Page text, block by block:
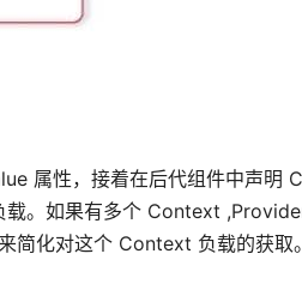
属性，接着在后代组件中声明
。如果有多个 Context
化对这个 Context 负载的获取